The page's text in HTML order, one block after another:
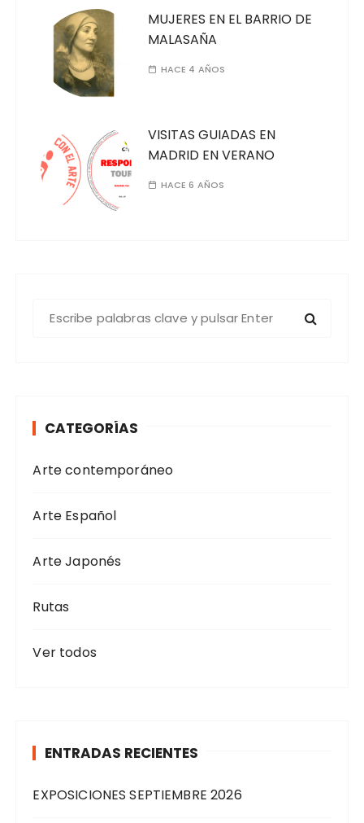
MUJERES EN EL BARRIO DE
MALASAÑA
HACE 4 AÑOS
VISITAS GUIADAS EN
MADRID EN VERANO
HACE 6 AÑOS
CATEGORÍAS
Arte contemporáneo
Arte Español
Arte Japonés
Rutas
Ver todos
ENTRADAS RECIENTES
EXPOSICIONES SEPTIEMBRE 2026